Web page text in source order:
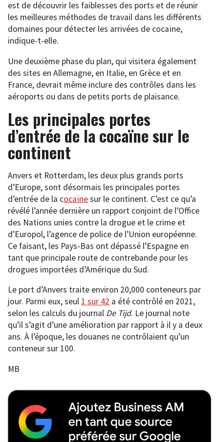
est de découvrir les faiblesses des ports et de réunir
les meilleures méthodes de travail dans les différents
domaines pour détecter les arrivées de cocaïne,
indique-t-elle.
Une deuxième phase du plan, qui visitera également
des sites en Allemagne, en Italie, en Grèce et en
France, devrait même inclure des contrôles dans les
aéroports ou dans de petits ports de plaisance.
Les principales portes
d’entrée de la cocaïne sur le
continent
Anvers et Rotterdam, les deux plus grands ports
d’Europe, sont désormais les principales portes
d’entrée de la cocaïnesur le continent. C’est ce qu’a
révélé l’année dernière un rapport conjoint de l’Office
des Nations unies contre la drogue et le crime et
d’Europol, l’agence de police de l’Union européenne.
Ce faisant, les Pays-Bas ont dépassé l’Espagne en
tant que principale route de contrebande pour les
drogues importées d’Amérique du Sud.
Le port d’Anvers traite environ 20,000 conteneurs par
jour. Parmi eux, seul 1 sur 42 a été contrôlé en 2021,
selon les calculs du journal De Tijd. Le journal note
qu’il s’agit d’une amélioration par rapport à il y a deux
ans. À l’époque, les douanes ne contrôlaient qu’un
conteneur sur 100.
MB